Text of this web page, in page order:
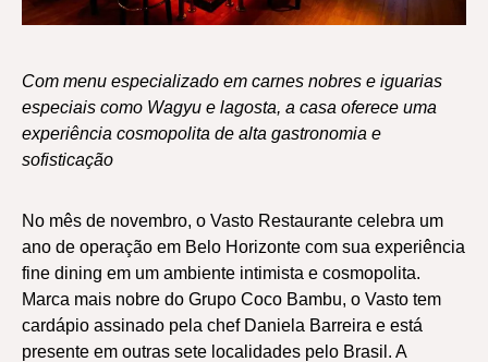
Com menu especializado em carnes nobres e iguarias
especiais como Wagyu e lagosta, a casa oferece uma
experiência cosmopolita de alta gastronomia e
sofisticação
No mês de novembro, o Vasto Restaurante celebra um
ano de operação em Belo Horizonte com sua experiência
fine dining em um ambiente intimista e cosmopolita.
Marca mais nobre do Grupo Coco Bambu, o Vasto tem
cardápio assinado pela chef Daniela Barreira e está
presente em outras sete localidades pelo Brasil. A